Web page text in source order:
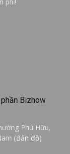
Bizhow
Phú Hữu,
(Bản đồ)